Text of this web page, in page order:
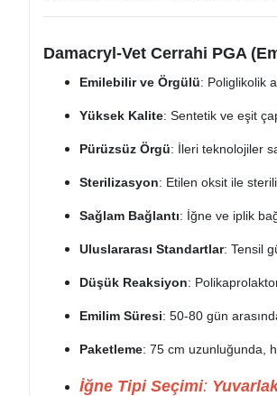
Damacryl-Vet Cerrahi PGA
Emilebilir ve Örgülü: Poliglikolik
Yüksek Kalite: Sentetik ve eşit
Pürüzsüz Örgü: İleri teknolojiler
Sterilizasyon: Etilen oksit ile
Sağlam Bağlantı: İğne ve iplik
Uluslararası Standartlar: Tensil
Düşük Reaksiyon:
Emilim Süresi: 50-80 gün
Paketleme: 75 cm uzunluğunda,
İğne Tipi Seçimi: